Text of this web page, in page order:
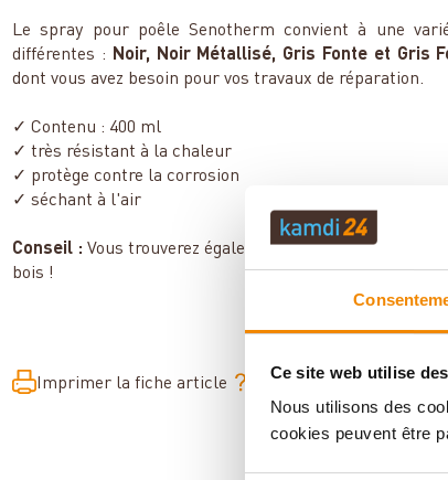
Ce site web utilise
Nous utilisons des
cookies peuvent être
Le spray pour poêle Senotherm convient à une
différentes :
Noir, Noir Métallisé, Gris Fonte et Gris
dont vous avez besoin pour vos travaux de réparation.
✓ Contenu : 400 ml
✓ très résistant à la chaleur
✓ protège contre la corrosion
✓ séchant à l'air
Conseil : Vous trouverez également lapeinture pour
bois !
Imprimer la fiche article Question sur l’article